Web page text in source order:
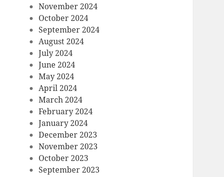
November 2024
October 2024
September 2024
August 2024
July 2024
June 2024
May 2024
April 2024
March 2024
February 2024
January 2024
December 2023
November 2023
October 2023
September 2023